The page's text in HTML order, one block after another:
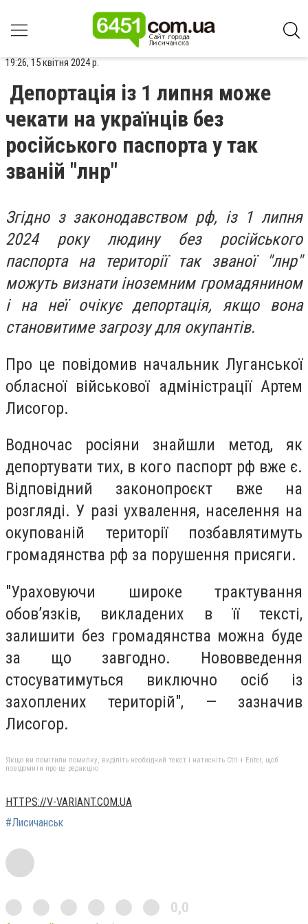
19:26, 15 квітня 2024 р.
Депортація із 1 липня може
чекати на українців без
російського паспорта у так
званій "лнр"
Згідно з законодавством рф, із 1 липня
2024 року людину без російського
паспорта на території так званої "лнр"
можуть визнати іноземним громадянином
і на неї очікує депортація, якщо вона
становитиме загрозу для окупантів.
Про це повідомив начальник Луганської
обласної військової адміністрації Артем
Лисогор.
Водночас росіяни знайшли метод, як
депортувати тих, в кого паспорт рф вже є.
Відповідний законопроєкт вже на
розгляді. У разі ухвалення, населення на
окупованій території позбавлятимуть
громадянства рф за порушення присяги.
"Ураховуючи широке трактування
обов’язків, викладених в її тексті,
залишити без громадянства можна буде
за що завгодно. Нововведення
стосуватимуться виключно осіб із
захоплених територій", — зазначив
Лисогор.
Якщо ви помітили помилку, виділіть необхідний текст і натисніть Ctrl + Enter, щоб
повідомити про це редакцію
HTTPS://V-VARIANT.COM.UA
#Лисичанськ
0,0